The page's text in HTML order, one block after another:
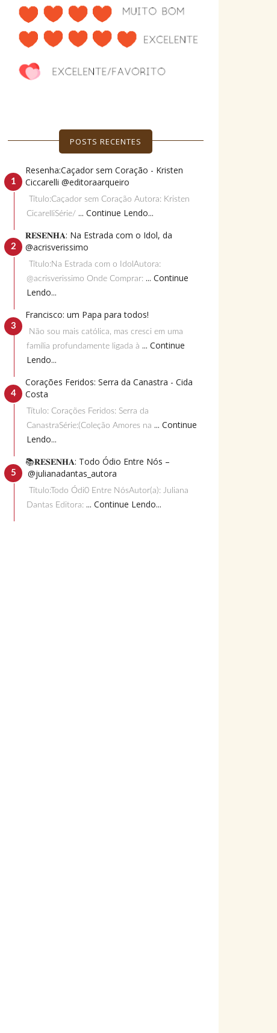
POSTS RECENTES
Resenha:Caçador sem Coração - Kristen
Ciccarelli @editoraarqueiro
Título:Caçador sem Coração Autora: Kristen
CicarelliSérie/ ... Continue Lendo...
𝐑𝐄𝐒𝐄𝐍𝐇𝐀: Na Estrada com o Idol, da
@acrisverissimo
Título:Na Estrada com o IdolAutora:
@acrisverissimo Onde Comprar: ... Continue
Lendo...
Francisco: um Papa para todos!
Não sou mais católica, mas cresci em uma
família profundamente ligada à ... Continue
Lendo...
Corações Feridos: Serra da Canastra - Cida
Costa
Título: Corações Feridos: Serra da
CanastraSérie:(Coleção Amores na ... Continue
Lendo...
📚𝐑𝐄𝐒𝐄𝐍𝐇𝐀: Todo Ódio Entre Nós –
@julianadantas_autora
Título:Todo Ódi0 Entre NósAutor(a): Juliana
Dantas Editora: ... Continue Lendo...